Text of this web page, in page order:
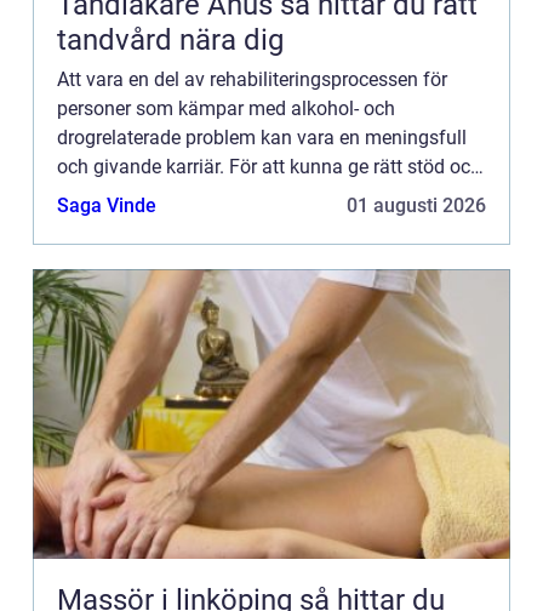
tandvård nära dig
Att vara en del av rehabiliteringsprocessen för
personer som kämpar med alkohol- och
drogrelaterade problem kan vara en meningsfull
och givande karriär. För att kunna ge rätt stöd och
behandling krävs det emellertid...
Saga Vinde 01 augusti 2026
Massör i linköping så hittar du